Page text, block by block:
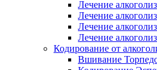
Лечение
Лечение
Лечение
Лечение
Кодирование от
Вшивание